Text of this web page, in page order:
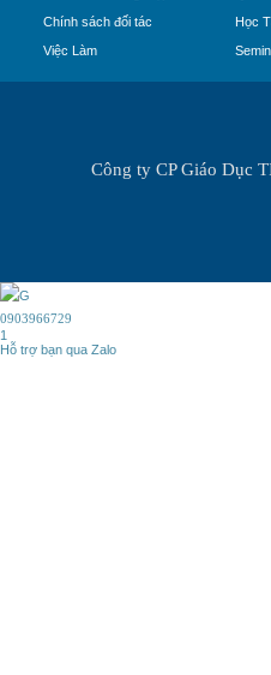
Chính sách đối tác
Việc Làm
Học
Công ty CP Giáo Dục
0903966729
1
Hỗ trợ bạn qua Zalo